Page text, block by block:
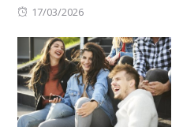
Posted
17/03/2026